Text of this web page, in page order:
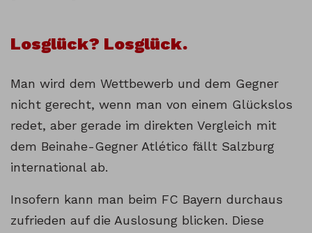
Losglück? Losglück.
Man wird dem Wettbewerb und dem Gegner
nicht gerecht, wenn man von einem Glückslos
redet, aber gerade im direkten Vergleich mit
dem Beinahe-Gegner Atlético fällt Salzburg
international ab.
Insofern kann man beim FC Bayern durchaus
zufrieden auf die Auslosung blicken. Diese